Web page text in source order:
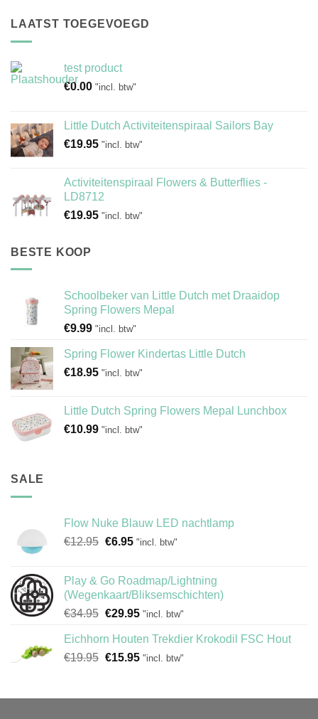
LAATST TOEGEVOEGD
test product
€0.00 "incl. btw"
Little Dutch Activiteitenspiraal Sailors Bay
€19.95 "incl. btw"
Activiteitenspiraal Flowers & Butterflies -
LD8712
€19.95 "incl. btw"
BESTE KOOP
Schoolbeker van Little Dutch met Draaidop
Spring Flowers Mepal
€9.99 "incl. btw"
Spring Flower Kindertas Little Dutch
€18.95 "incl. btw"
Little Dutch Spring Flowers Mepal Lunchbox
€10.99 "incl. btw"
SALE
Flow Nuke Blauw LED nachtlamp
€12.95 Oorspronkelijke
€12.95.
€6.95Huidige
€6.95.
"incl. btw"
Play & Go Roadmap/Lightning
(Wegenkaart/Bliksemschichten)
€34.95 Oorspronkelijke
was:
€34.95.
€29.95Huidige
is:
€29.95.
"incl. btw"
Eichhorn Houten Trekdier Krokodil FSC Hout
€19.95 Oorspronkelijke
€19.95.
€15.95Huidige
€15.95.
"incl. btw"